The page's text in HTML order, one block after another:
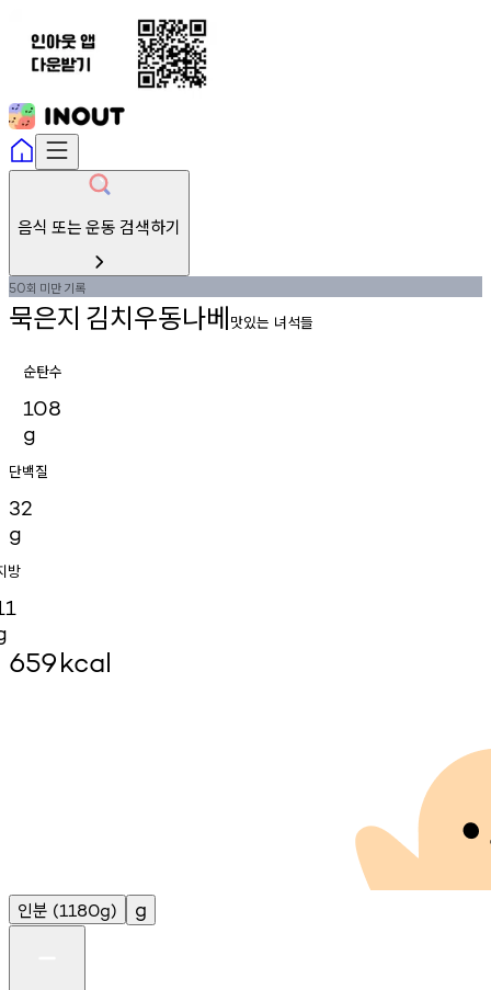
음식 또는 운동 검색하기
50회 미만기록
묵은지 김치우동나베맛있는 녀석들
순탄수
108
g
단백질
32
g
방
659kcal
인분 (1180g) g